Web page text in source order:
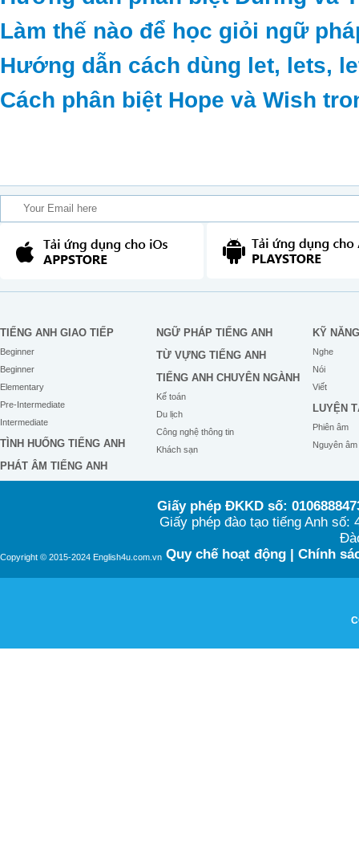
Làm thế nào để học giỏi ngữ
Hướng dẫn cách dùng let, lets,
Cách phân biệt Hope và Wish
TIẾNG ANH GIAO TIẾP
Beginner
Beginner
Elementary
Pre-Intermediate
Intermediate
TÌNH HUỐNG TIẾNG ANH
PHÁT ÂM TIẾNG ANH
NGỮ PHÁP TIẾNG ANH
TỪ VỰNG TIẾNG ANH
TIẾNG ANH CHUYÊN NGÀNH
Kế toán
Du lịch
Công nghệ thông tin
Khách sạn
KỸ NĂNG
Nghe
Nói
Viết
LUYỆN
Phiên âm
Nguyên âm
Copyright © 2015-2024 English4u.com.vn
Giấy phép ĐKKD số:
Giấy phép đào tạo tiếng Anh
Quy chế hoạt động| Chính